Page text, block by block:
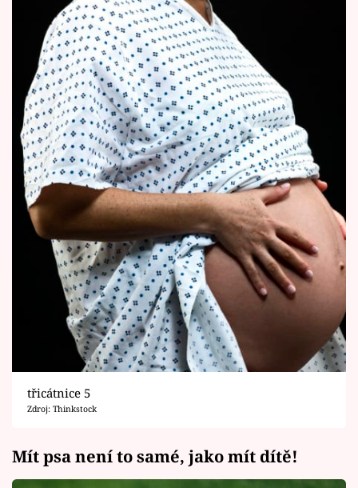
třicátnice 5
Zdroj: Thinkstock
Mít psa není to samé, jako mít dítě!